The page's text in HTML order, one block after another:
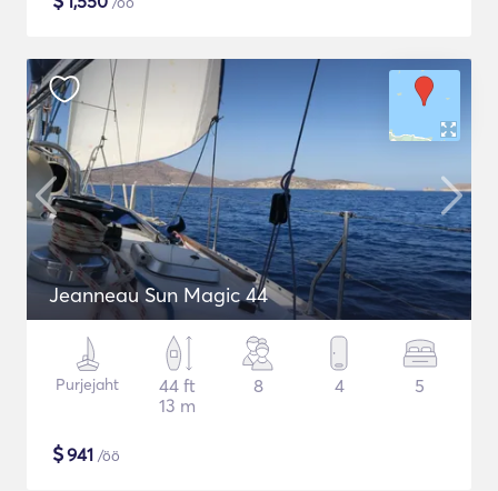
Jeanneau Sun Magic 44
Purjejaht
44 ft
13 m
8 4 5
$941 /öö